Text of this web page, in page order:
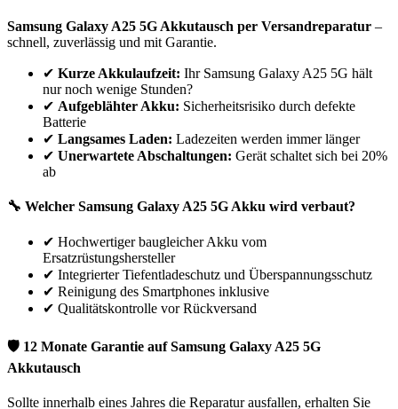
Samsung Galaxy A25 5G Akkutausch per Versandreparatur –
schnell, zuverlässig und mit Garantie.
✔ Kurze Akkulaufzeit: Ihr Samsung Galaxy A25 5G hält
nur noch wenige Stunden?
✔ Aufgeblähter Akku: Sicherheitsrisiko durch defekte
Batterie
✔ Langsames Laden: Ladezeiten werden immer länger
✔ Unerwartete Abschaltungen: Gerät schaltet sich bei 20%
ab
🔧 Welcher Samsung Galaxy A25 5G Akku wird verbaut?
✔ Hochwertiger baugleicher Akku vom
Ersatzrüstungshersteller
✔ Integrierter Tiefentladeschutz und Überspannungsschutz
✔ Reinigung des Smartphones inklusive
✔ Qualitätskontrolle vor Rückversand
🛡 12 Monate Garantie aufSamsung Galaxy A25 5G
Akkutausch
Sollte innerhalb eines Jahres die Reparatur ausfallen, erhalten Sie